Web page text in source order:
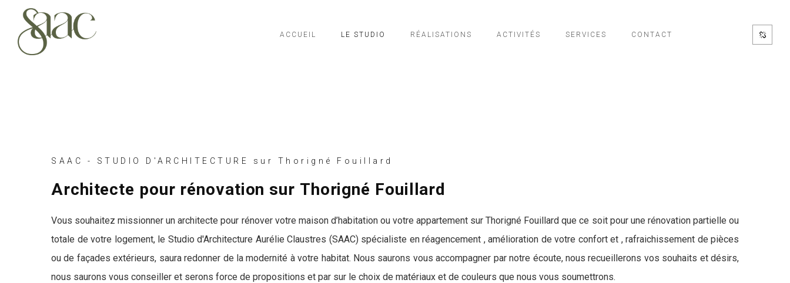
ACCUEIL LE STUDIO RÉALISATIONS ACTIVITÉS SERVICES CONTACT
SAAC - STUDIO D'ARCHITECTURE sur Thorigné Fouillard
Architecte pour rénovation sur Thorigné Fouillard
Vous souhaitez missionner un architecte pour rénover votre maison d’habitation ou votre appartement sur Thorigné Fouillard que ce soit pour une rénovation partielle ou
totale de votre logement, le Studio d'Architecture Aurélie Claustres (SAAC) spécialiste en réagencement , amélioration de votre confort et , rafraichissement de pièces
ou de façades extérieurs, saura redonner de la modernité à votre habitat. Nous saurons vous accompagner par notre écoute, nous recueillerons vos souhaits et désirs,
nous saurons vous conseiller et serons force de propositions et par sur le choix de matériaux et de couleurs que nous vous soumettrons.